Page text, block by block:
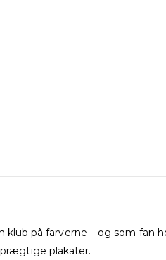
på farverne – og som fan
plakater.